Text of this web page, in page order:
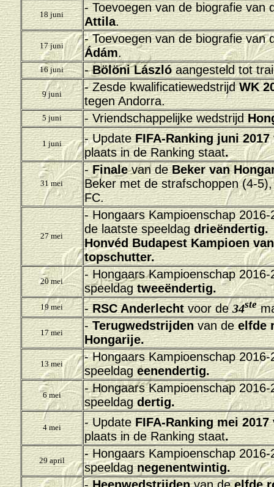
18 juni
- Toevoegen van de biografie van
Attila.
17 juni
- Toevoegen van de biografie van
Ádám.
16 juni -Bölöni Lászlóaangesteld tot
9 juni
- ZesdekwalificatiewedstrijdWK
tegen Andorra.
5 juni - Vriendschappelijke wedstrijd
1 juni - Update FIFA-Ranking juni 2017
plaats in de Ranking staat.
31 mei
- Finalevan de Beker van
Beker met de strafschoppen (4-
FC.
27 mei
-Hongaars Kampioenschap
de laatste speeldagdrieëndertig.
Honvéd Budapest Kampioen
topschutter.
20 mei
-Hongaars Kampioenschap
speeldagtweeëndertig.
19 mei -RSC Anderlechtvoor de34ste
17 mei
-Terugwedstrijdenvan deelfde
Hongarije.
13 mei
-Hongaars Kampioenschap
speeldageenendertig.
6 mei
-Hongaars Kampioenschap
speeldagdertig.
4 mei - Update FIFA-Ranking mei 2017
plaats in de Ranking staat.
29 april
-Hongaars Kampioenschap
speeldagnegenentwintig.